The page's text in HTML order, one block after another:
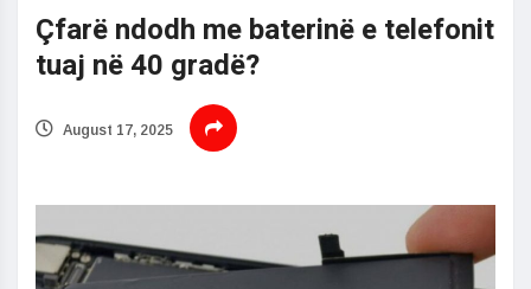
Çfarë ndodh me baterinë e telefonit
tuaj në 40 gradë?
August 17, 2025